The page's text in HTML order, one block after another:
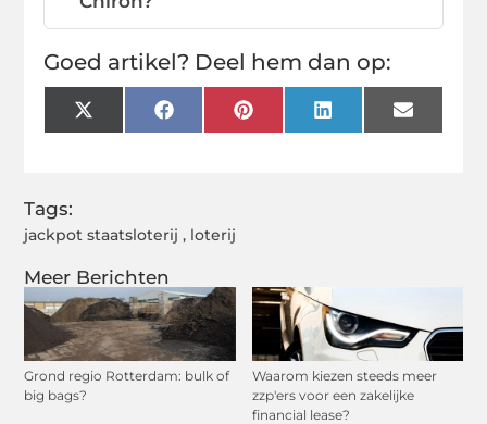
Meer Berichten
Grond regio Rotterdam: bulk of
big bags?
Waarom kiezen steeds meer
zzp'ers voor een zakelijke
financial lease?
Goed artikel? Deel hem dan op:
X
(Twitter)
FacebookPinterestLinkedInEmail
Tags:
jackpot staatsloterij , loterij